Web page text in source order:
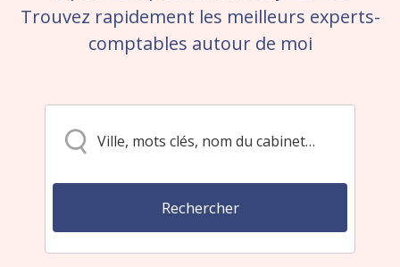
Trouvez rapidement les meilleurs experts-
comptables autour de moi